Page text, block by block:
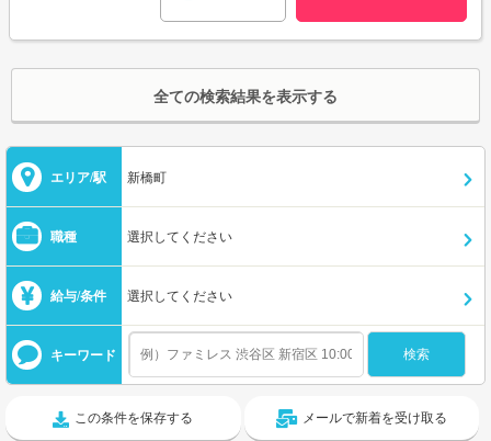
全ての検索結果を表示する
エリア/駅 新橋町
職種 選択してください
給与/条件 選択してください
キーワード
この条件を保存する メールで新着を受け取る